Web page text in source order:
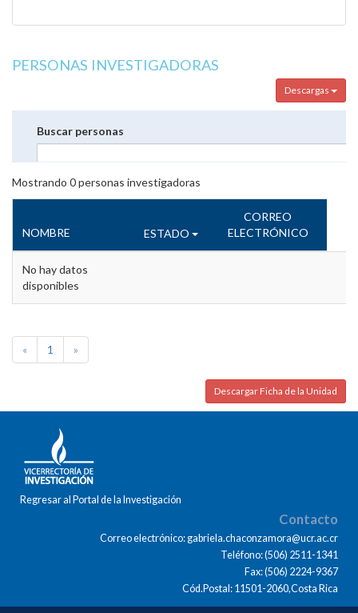
PERSONAS INVESTIGADORAS
Descargas
Buscar personas
Mostrando 0personas investigadoras
NOMBRE ESTADO
CORREO
ELECTRÓNICO
No hay datos
disponibles
« 1 »
Descargar Ficha de la Unidad
Regresar al Portal de la Investigación
Contacto
Correo electrónico: gabriela.chaconzamora@ucr.ac.cr
Teléfono: (506) 2511-1341
Fax: (506) 2224-9367
Cód.Postal: 11501-2060,Costa Rica